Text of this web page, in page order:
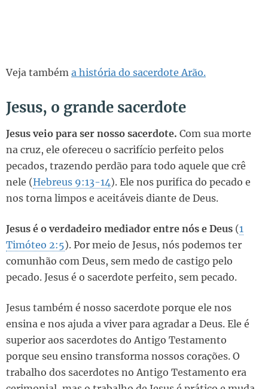
Veja também a história do sacerdote Arão.
Jesus, o grande sacerdote
Jesus veio para ser nosso sacerdote. Com sua morte
na cruz, ele ofereceu o sacrifício perfeito pelos
pecados, trazendo perdão para todo aquele que crê
nele (Hebreus 9:13-14). Ele nos purifica do pecado e
nos torna limpos e aceitáveis diante de Deus.
Jesus é o verdadeiro mediador entre nós e Deus (1
Timóteo 2:5). Por meio de Jesus, nós podemos ter
comunhão com Deus, sem medo de castigo pelo
pecado. Jesus é o sacerdote perfeito, sem pecado.
Jesus também é nosso sacerdote porque ele nos
ensina e nos ajuda a viver para agradar a Deus. Ele é
superior aos sacerdotes do Antigo Testamento
porque seu ensino transforma nossos corações. O
trabalho dos sacerdotes no Antigo Testamento era